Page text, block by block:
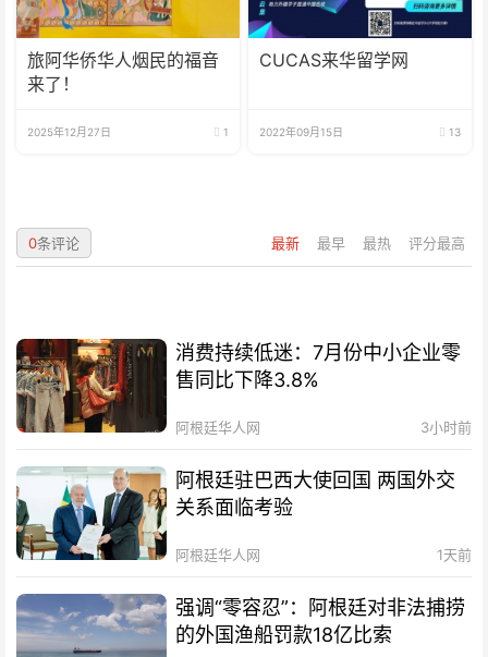
旅阿华侨华人烟民的福音
来了！
2025年12月27日 1
CUCAS来华留学网
2022年09月15日 13
最新 最早 最热 评分最高
0条评论
消费持续低迷：7月份中小企业零
售同比下降3.8%
阿根廷华人网 3小时前
阿根廷驻巴西大使回国 两国外交
关系面临考验
阿根廷华人网 1天前
强调“零容忍”：阿根廷对非法捕捞
的外国渔船罚款18亿比索